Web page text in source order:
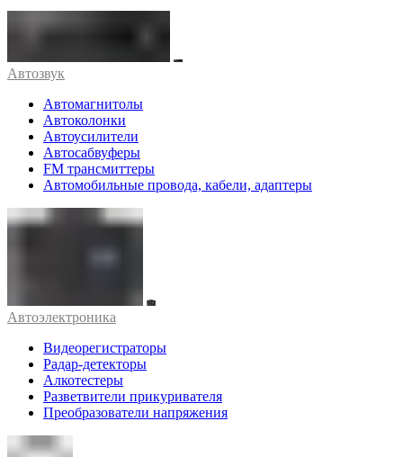
Автозвук
Автомагнитолы
Автоколонки
Автоусилители
Автосабвуферы
FM трансмиттеры
Автомобильные провода, кабели, адаптеры
Автоэлектроника
Видеорегистраторы
Радар-детекторы
Алкотестеры
Разветвители прикуривателя
Преобразователи напряжения